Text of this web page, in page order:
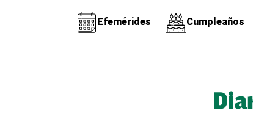
Efemérides Cumpleaños